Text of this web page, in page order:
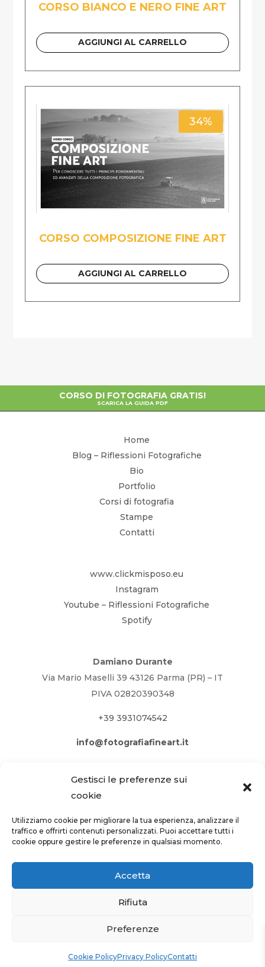
Gestisci le preferenze sui
cookie
Utilizziamo cookie per migliorare la tua esperienza, analizzare il
traffico e offrirti contenuti personalizzati. Puoi accettare tutti i
cookie oppure gestire le preferenze in qualsiasi momento.
Accetta
Rifiuta
Preferenze
Cookie PolicyPrivacy PolicyContatti
CORSO BIANCO E NERO FINE ART
AGGIUNGI AL CARRELLO
34%
CORSO COMPOSIZIONE FINE ART
AGGIUNGI AL CARRELLO
CORSO DI FOTOGRAFIA GRATIS!
SCARICA LA GUIDA PDF
Home
Blog – Riflessioni Fotografiche
Bio
Portfolio
Corsi di fotografia
Stampe
Contatti
www.clickmisposo.eu
Instagram
Youtube – Riflessioni Fotografiche
Spotify
Damiano Durante
Via Mario Maselli 39 43126 Parma (PR) – IT
PIVA 02820390348
+39 3931074542
info@fotografiafineart.it
PRIVACY POLICY–COOKIE POLICY